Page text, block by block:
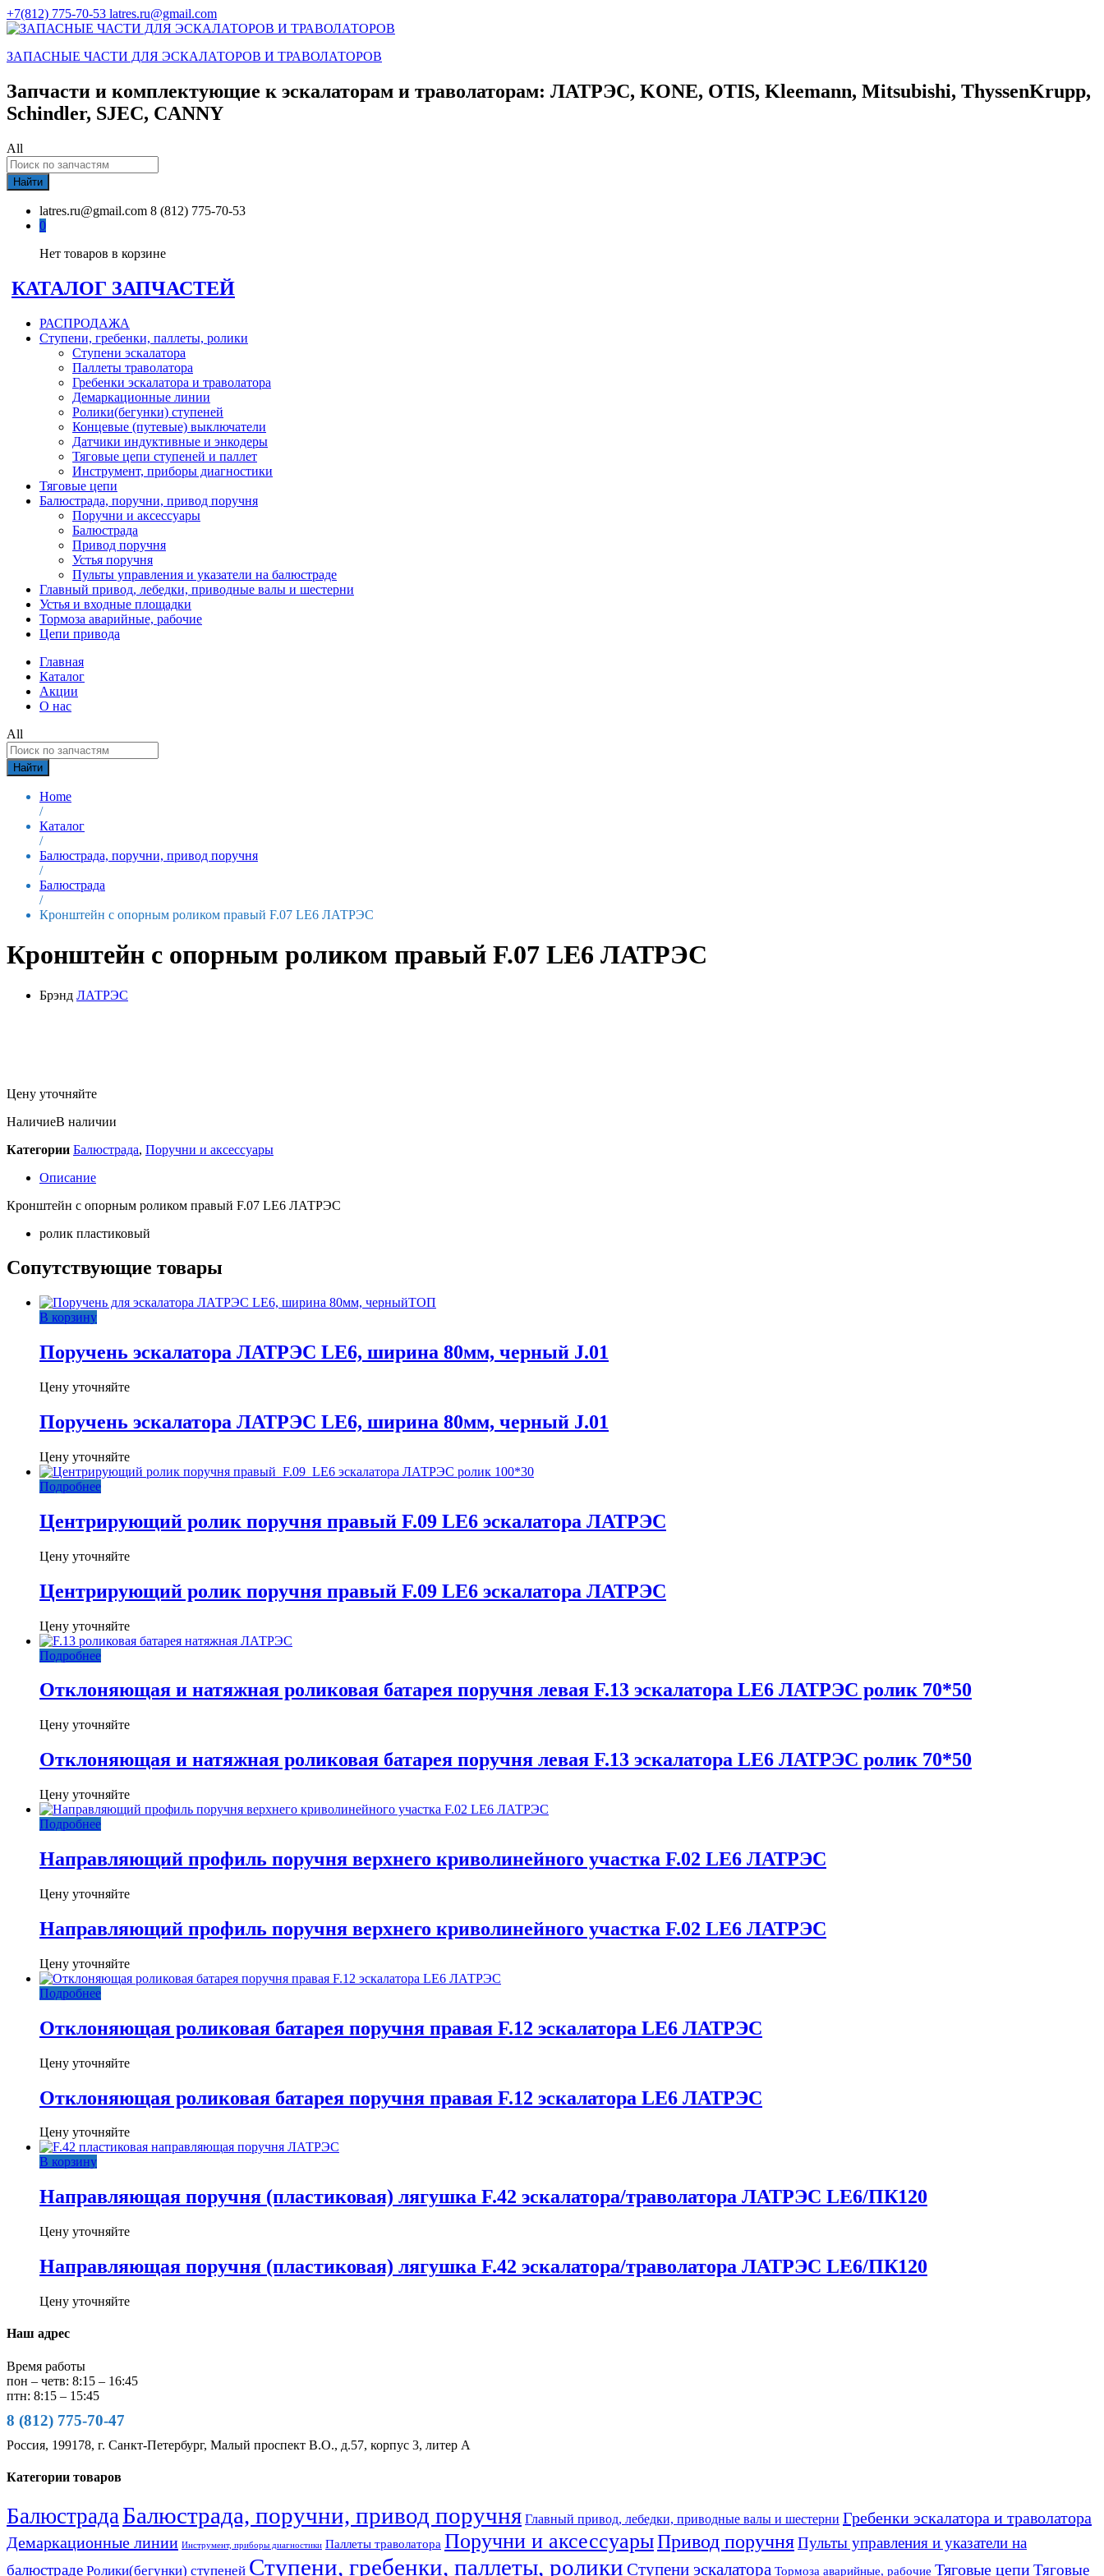
+7(812) 775-70-53 latres.ru@gmail.com
ЗАПАСНЫЕ ЧАСТИ ДЛЯ ЭСКАЛАТОРОВ И ТРАВОЛАТОРОВ
Запчасти и комплектующие к эскалаторам и траволаторам: ЛАТРЭС, KONE, OTIS, Kleemann, Mitsubishi, ThyssenKrupp,
Schindler, SJEC, CANNY
All
Найти
latres.ru@gmail.com 8 (812) 775-70-53
0
Нет товаров в корзине
КАТАЛОГ ЗАПЧАСТЕЙ
РАСПРОДАЖА
Ступени, гребенки, паллеты, ролики
Ступени эскалатора
Паллеты траволатора
Гребенки эскалатора и траволатора
Демаркационные линии
Ролики(бегунки) ступеней
Концевые (путевые) выключатели
Датчики индуктивные и энкодеры
Тяговые цепи ступеней и паллет
Инструмент, приборы диагностики
Тяговые цепи
Балюстрада, поручни, привод поручня
Поручни и аксессуары
Балюстрада
Привод поручня
Устья поручня
Пульты управления и указатели на балюстраде
Главный привод, лебедки, приводные валы и шестерни
Устья и входные площадки
Тормоза аварийные, рабочие
Цепи привода
Главная
Каталог
Акции
О нас
All
Найти
Home
/
Каталог
/
Балюстрада, поручни, привод поручня
/
Балюстрада
/
Кронштейн с опорным роликом правый F.07 LE6 ЛАТРЭС
Кронштейн с опорным роликом правый F.07 LE6 ЛАТРЭС
Брэнд ЛАТРЭС
Цену уточняйте
НаличиеВ наличии
Категории Балюстрада, Поручни и аксессуары
Описание
Кронштейн с опорным роликом правый F.07 LE6 ЛАТРЭС
ролик пластиковый
Сопутствующие товары
ТОП
В корзину
Поручень эскалатора ЛАТРЭС LE6, ширина 80мм, черный J.01
Цену уточняйте
Поручень эскалатора ЛАТРЭС LE6, ширина 80мм, черный J.01
Цену уточняйте
Подробнее
Центрирующий ролик поручня правый F.09 LE6 эскалатора ЛАТРЭС
Цену уточняйте
Центрирующий ролик поручня правый F.09 LE6 эскалатора ЛАТРЭС
Цену уточняйте
Подробнее
Отклоняющая и натяжная роликовая батарея поручня левая F.13 эскалатора LE6 ЛАТРЭС ролик 70*50
Цену уточняйте
Отклоняющая и натяжная роликовая батарея поручня левая F.13 эскалатора LE6 ЛАТРЭС ролик 70*50
Цену уточняйте
Подробнее
Направляющий профиль поручня верхнего криволинейного участка F.02 LE6 ЛАТРЭС
Цену уточняйте
Направляющий профиль поручня верхнего криволинейного участка F.02 LE6 ЛАТРЭС
Цену уточняйте
Подробнее
Отклоняющая роликовая батарея поручня правая F.12 эскалатора LE6 ЛАТРЭС
Цену уточняйте
Отклоняющая роликовая батарея поручня правая F.12 эскалатора LE6 ЛАТРЭС
Цену уточняйте
В корзину
Направляющая поручня (пластиковая) лягушка F.42 эскалатора/траволатора ЛАТРЭС LE6/ПК120
Цену уточняйте
Направляющая поручня (пластиковая) лягушка F.42 эскалатора/траволатора ЛАТРЭС LE6/ПК120
Цену уточняйте
Наш адрес
Время работы
пон – четв: 8:15 – 16:45
птн: 8:15 – 15:45
8 (812) 775-70-47
Россия, 199178, г. Санкт-Петербург, Малый проспект В.О., д.57, корпус 3, литер А
Категории товаров
БалюстрадаБалюстрада, поручни, привод поручня Главный привод, лебедки, приводные валы и шестерни Гребенки эскалатора и траволатора
Демаркационные линии Инструмент, приборы диагностики Паллеты траволатора Поручни и аксессуарыПривод поручняПульты управления и указатели на
балюстраде Ролики(бегунки) ступеней Ступени, гребенки, паллеты, ролики Ступени эскалатора Тормоза аварийные, рабочие Тяговые цепиТяговые